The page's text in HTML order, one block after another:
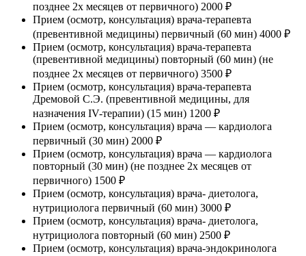
позднее 2х месяцев от первичного) 2000 ₽
Прием (осмотр, консультация) врача-терапевта
(превентивной медицины) первичный (60 мин) 4000 ₽
Прием (осмотр, консультация) врача-терапевта
(превентивной медицины) повторный (60 мин) (не
позднее 2х месяцев от первичного) 3500 ₽
Прием (осмотр, консультация) врача-терапевта
Дремовой С.Э. (превентивной медицины, для
назначения IV-терапии) (15 мин) 1200 ₽
Прием (осмотр, консультация) врача — кардиолога
первичный (30 мин) 2000 ₽
Прием (осмотр, консультация) врача — кардиолога
повторный (30 мин) (не позднее 2х месяцев от
первичного) 1500 ₽
Прием (осмотр, консультация) врача- диетолога,
нутрициолога первичный (60 мин) 3000 ₽
Прием (осмотр, консультация) врача- диетолога,
нутрициолога повторный (60 мин) 2500 ₽
Прием (осмотр, консультация) врача-эндокринолога